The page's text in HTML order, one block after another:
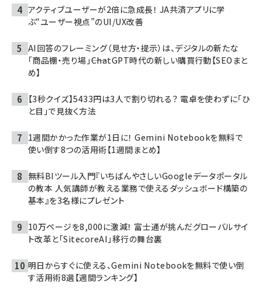
アクティブユーザーが2倍に急成長！ JA共済アプリに学
ぶ“ユーザー視点”のUI/UX改善
AI回答のフレーミング（見せ方・提示）は、デジタルの新たな
「商品棚・売り場」――ChatGPT時代の新しい購買行動【SEOまと
め】
【3秒クイズ】5433円は3人で割り切れる？ 電卓を使わずに「ひ
と目」で見抜く方法
1週間かかった作業が1日に！ Gemini Notebookを無料で
使い倒す8つの活用術【1週間まとめ】
無料BIツール入門『いちばんやさしいGoogleデータポータル
の教本 人気講師が教える業務で使えるダッシュボード構築の
基本』を3名様にプレゼント
10万ページを8,000に激減！ 富士通が挑んだグローバルサイ
ト改革と「SitecoreAI」移行の舞台裏
明日からすぐに使える、Gemini Notebookを無料で使い倒
す活用術8選【週間ランキング】